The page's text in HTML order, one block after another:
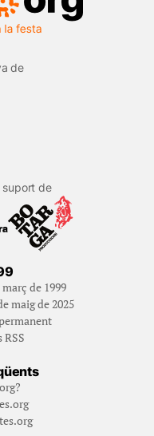
de
suport de
de 1999
maig de 2025